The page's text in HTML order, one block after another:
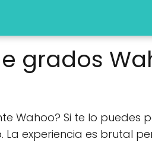
grados
Wahoo? Si te lo
La experiencia es brutal